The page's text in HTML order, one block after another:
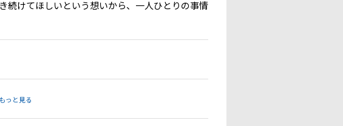
続けてほしいという想いから、一人ひとりの事情
もっと見る